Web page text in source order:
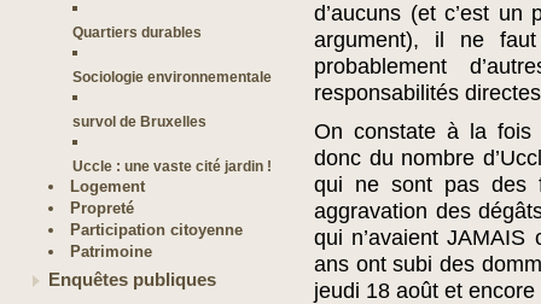
Quartiers durables
Sociologie environnementale
survol de Bruxelles
Uccle : une vaste cité jardin !
Logement
Propreté
Participation citoyenne
Patrimoine
Enquêtes publiques
d’aucuns (et c’est
argument), il ne
probablement
responsabilités
On constate à la fois
donc du nombre
qui ne sont pas des
aggravation des
qui n’avaient
ans ont subi des
jeudi 18 août et